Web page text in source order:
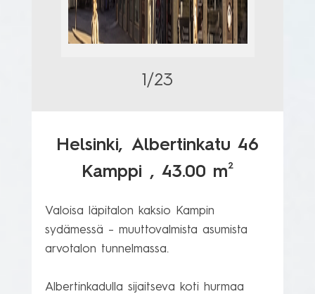
1/23
Helsinki, Albertinkatu 46
Kamppi , 43.00 m2
Valoisa läpitalon kaksio Kampin
sydämessä – muuttovalmista asumista
arvotalon tunnelmassa.
Albertinkadulla sijaitseva koti hurmaa